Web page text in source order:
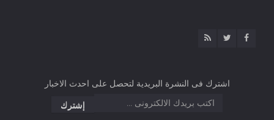
اشترك فى النشرة البريدية لتحصل على احدث الاخبار